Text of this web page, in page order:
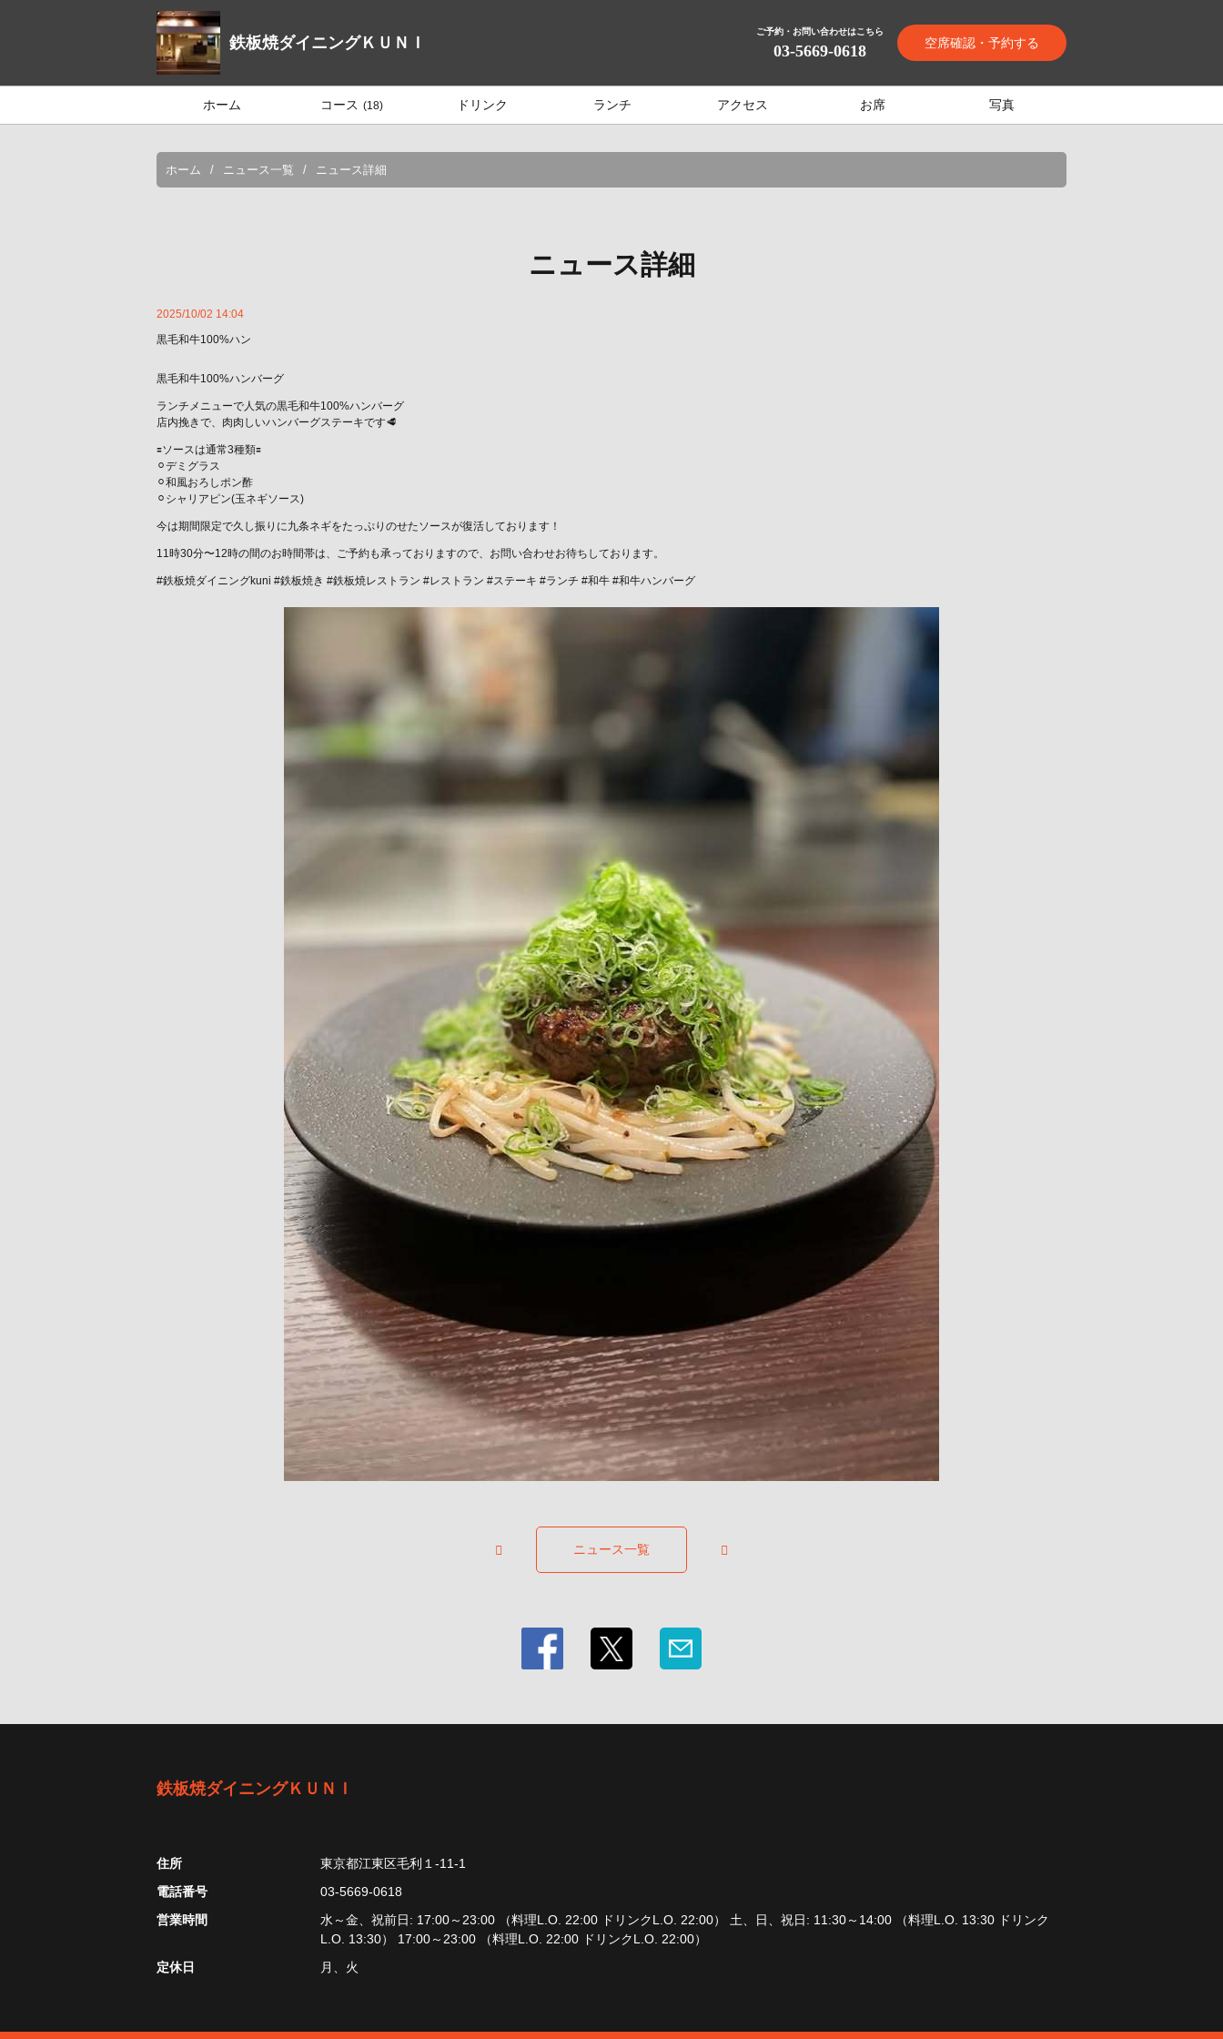
鉄板焼ダイニングＫＵＮＩ
ご予約・お問い合わせはこちら
03-5669-0618 空席確認・予約する
ホーム コース (18) ドリンク ランチ アクセス お席 写真
ホーム ニュース一覧 ニュース詳細
ニュース詳細
2025/10/02 14:04
黒毛和牛100%ハン
黒毛和牛100%ハンバーグ
ランチメニューで人気の黒毛和牛100%ハンバーグ
店内挽きで、肉肉しいハンバーグステーキです🥩
🟰ソースは通常3種類🟰
⚪︎デミグラス
⚪︎和風おろしポン酢
⚪︎シャリアピン(玉ネギソース)
今は期間限定で久し振りに九条ネギをたっぷりのせたソースが復活しております！
11時30分〜12時の間のお時間帯は、ご予約も承っておりますので、お問い合わせお待ちしております。
#鉄板焼ダイニングkuni #鉄板焼き #鉄板焼レストラン #レストラン #ステーキ #ランチ #和牛 #和牛ハンバーグ
ニュース一覧
鉄板焼ダイニングＫＵＮＩ
住所
東京都江東区毛利１-11-1
電話番号
03-5669-0618
営業時間
水～金、祝前日: 17:00～23:00 （料理L.O. 22:00 ドリンクL.O. 22:00） 土、日、祝日: 11:30～14:00 （料理L.O. 13:30 ドリンク
L.O. 13:30） 17:00～23:00 （料理L.O. 22:00 ドリンクL.O. 22:00）
定休日
月、火